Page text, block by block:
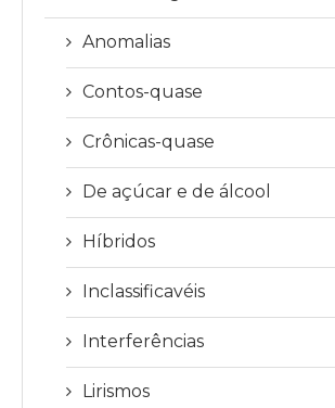
Anomalias
Contos-quase
Crônicas-quase
De açúcar e de álcool
Híbridos
Inclassificavéis
Interferências
Lirismos